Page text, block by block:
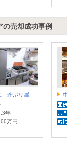
の売却成功事例
丼ぶり屋
年
万円